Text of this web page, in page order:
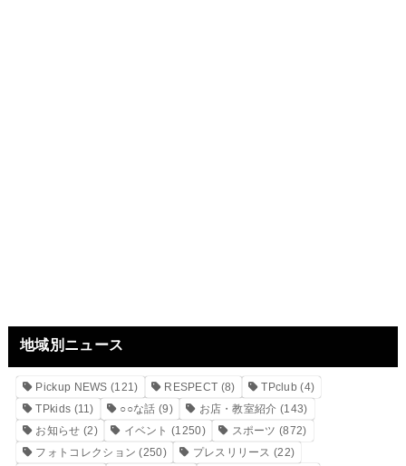
地域別ニュース
Pickup NEWS (121) RESPECT (8) TPclub (4)
TPkids (11) ○○な話 (9) お店・教室紹介 (143)
お知らせ (2) イベント (1250) スポーツ (872)
フォトコレクション (250) プレスリリース (22)